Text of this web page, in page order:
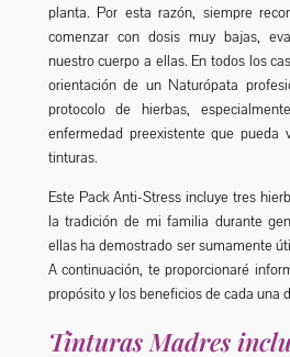
planta. Por esta razón, siempre
comenzar con dosis muy bajas,
nuestro cuerpo a ellas. En todos los
orientación de un Naturópata
protocolo de hierbas,
enfermedad preexistente que pueda
tinturas.
Este Pack Anti-Stress incluye tres
la tradición de mi familia durante
ellas ha demostrado ser sumamente
A continuación, te proporcionaré
propósito y los beneficios de cada una
Tinturas Madres